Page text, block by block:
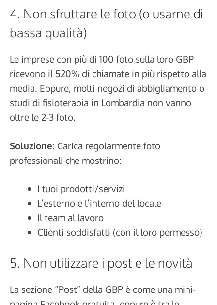
4. Non sfruttare le foto (o usarne di
bassa qualità)
Le imprese con più di 100 foto sulla loro GBP
ricevono il 520% di chiamate in più rispetto alla
media. Eppure, molti negozi di abbigliamento o
studi di fisioterapia in Lombardia non vanno
oltre le 2-3 foto.
Soluzione: Carica regolarmente foto
professionali che mostrino:
I tuoi prodotti/servizi
L’esterno e l’interno del locale
Il team al lavoro
Clienti soddisfatti (con il loro permesso)
5. Non utilizzare i post e le novità
La sezione “Post” della GBP è come una mini-